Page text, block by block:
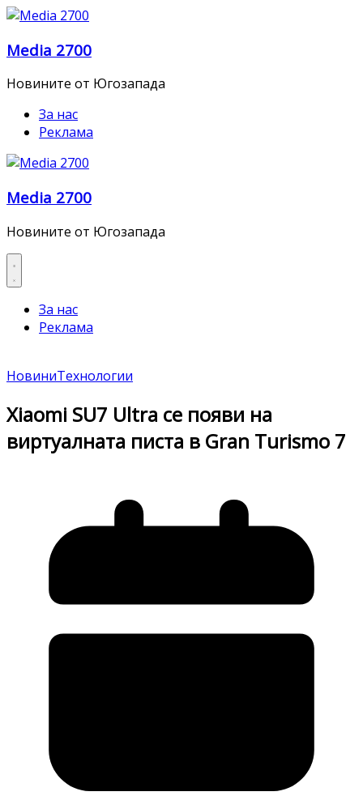
Skip
content
Media 2700
Новините от Югозапада
За нас
Реклама
Media 2700
Новините от Югозапада
За нас
Реклама
НовиниТехнологии
Xiaomi SU7 Ultra се появи на
виртуалната писта в Gran Turismo 7